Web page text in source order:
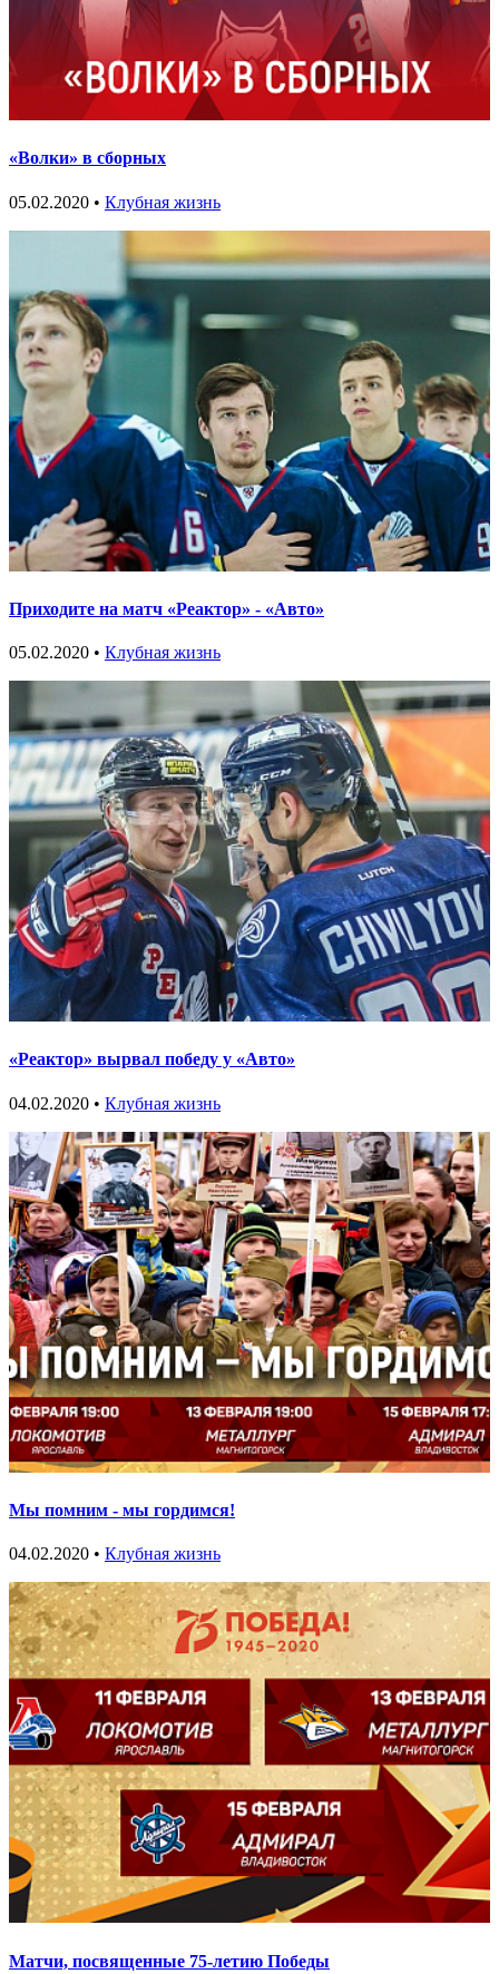
«Волки» в сборных
05.02.2020 • Клубная жизнь
Приходите на матч «Реактор» - «Авто»
05.02.2020 • Клубная жизнь
«Реактор» вырвал победу у «Авто»
04.02.2020 • Клубная жизнь
Мы помним - мы гордимся!
04.02.2020 • Клубная жизнь
Матчи, посвященные 75-летию Победы